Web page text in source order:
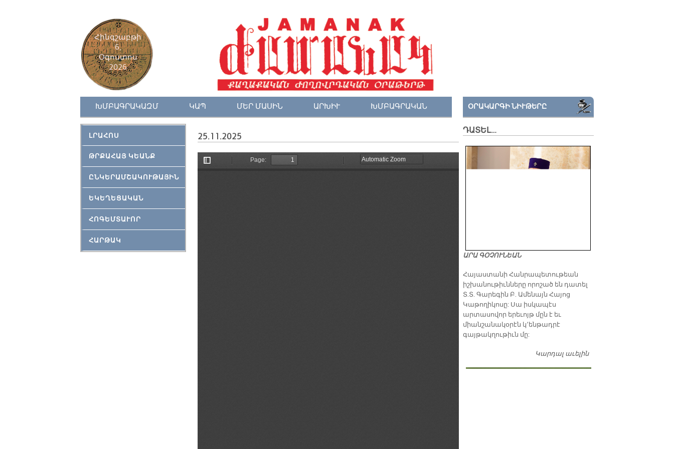
Հինգշաբթի
6,
Օգոստոս
2026
ԽՄԲԱԳՐԱԿԱԶՄ ԿԱՊ ՄԵՐ ՄԱՍԻՆ ԱՐԽԻՒ ԽՄԲԱԳՐԱԿԱՆ
ԼՐԱՀՈՍ
ԹՐՔԱՀԱՅ ԿԵԱՆՔ
ԸՆԿԵՐԱՄՇԱԿՈՒԹԱՅԻՆ
ԵԿԵՂԵՑԱԿԱՆ
ՀՈԳԵՄՏԱՒՈՐ
ՀԱՐԹԱԿ
25.11.2025
ՕՐԱԿԱՐԳԻ ՆԻՒԹԵՐԸ
ԴԱՏԵԼ…
ԱՐԱ ԳՕՉՈՒՆԵԱՆ
​Հայաստանի Հանրապետութեան
իշխանութիւնները որոշած են դատել
Տ.Տ. Գարեգին Բ. Ամենայն Հայոց
Կաթողիկոսը: Սա իսկապէս
արտասովոր երեւոյթ մըն է եւ
միանշանակօրէն կ՚ենթադրէ
գայթակղութիւն մը:
Կարդալ աւելինԴատել…